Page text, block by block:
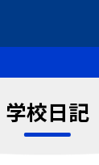
学校日記